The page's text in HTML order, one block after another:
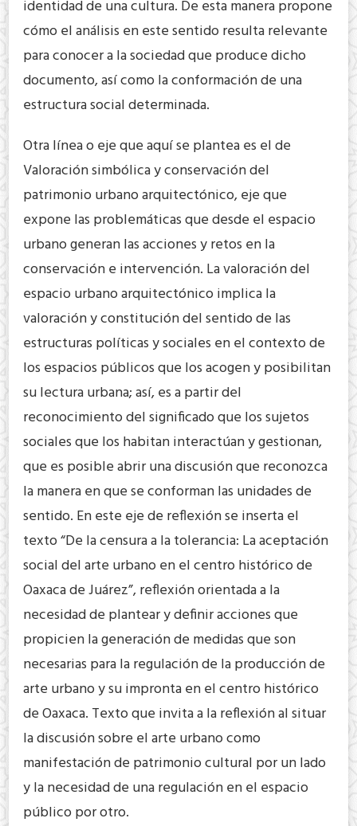
identidad de una cultura. De esta manera propone
cómo el análisis en este sentido resulta relevante
para conocer a la sociedad que produce dicho
documento, así como la conformación de una
estructura social determinada.
Otra línea o eje que aquí se plantea es el de
Valoración simbólica y conservación del
patrimonio urbano arquitectónico, eje que
expone las problemáticas que desde el espacio
urbano generan las acciones y retos en la
conservación e intervención. La valoración del
espacio urbano arquitectónico implica la
valoración y constitución del sentido de las
estructuras políticas y sociales en el contexto de
los espacios públicos que los acogen y posibilitan
su lectura urbana; así, es a partir del
reconocimiento del significado que los sujetos
sociales que los habitan interactúan y gestionan,
que es posible abrir una discusión que reconozca
la manera en que se conforman las unidades de
sentido. En este eje de reflexión se inserta el
texto “De la censura a la tolerancia: La aceptación
social del arte urbano en el centro histórico de
Oaxaca de Juárez”, reflexión orientada a la
necesidad de plantear y definir acciones que
propicien la generación de medidas que son
necesarias para la regulación de la producción de
arte urbano y su impronta en el centro histórico
de Oaxaca. Texto que invita a la reflexión al situar
la discusión sobre el arte urbano como
manifestación de patrimonio cultural por un lado
y la necesidad de una regulación en el espacio
público por otro.